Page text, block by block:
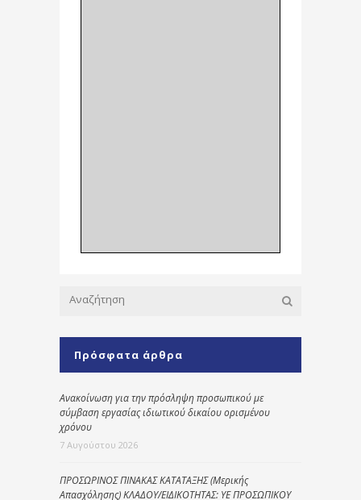
Πρόσφατα άρθρα
Ανακοίνωση για την πρόσληψη προσωπικού με
σύμβαση εργασίας ιδιωτικού δικαίου ορισμένου
χρόνου
7 Αυγούστου 2026
ΠΡΟΣΩΡΙΝΟΣ ΠΙΝΑΚΑΣ ΚΑΤΑΤΑΞΗΣ (Μερικής
Απασχόλησης) ΚΛΑΔΟΥ/ΕΙΔΙΚΟΤΗΤΑΣ: ΥΕ ΠΡΟΣΩΠΙΚΟΥ